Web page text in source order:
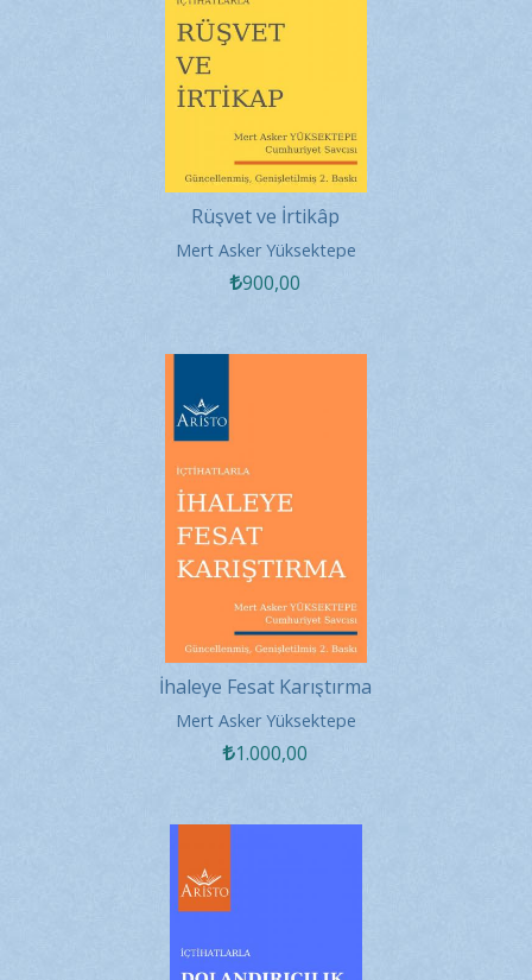
Rüşvet ve İrtikâp
Mert Asker Yüksektepe
900,00
İhaleye Fesat Karıştırma
Mert Asker Yüksektepe
1.000,00